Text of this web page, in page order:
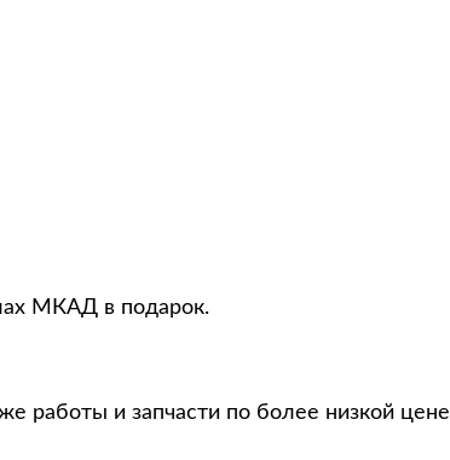
МКАД в подарок.
работы и запчасти по более низкой цене